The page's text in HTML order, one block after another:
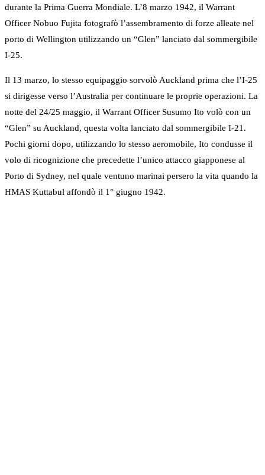
durante la Prima Guerra Mondiale. L’8 marzo 1942, il Warrant
Officer Nobuo Fujita fotografò l’assembramento di forze alleate nel
porto di Wellington utilizzando un “Glen” lanciato dal sommergibile
I-25.
Il 13 marzo, lo stesso equipaggio sorvolò Auckland prima che l’I-25
si dirigesse verso l’Australia per continuare le proprie operazioni. La
notte del 24/25 maggio, il Warrant Officer Susumo Ito volò con un
“Glen” su Auckland, questa volta lanciato dal sommergibile I-21.
Pochi giorni dopo, utilizzando lo stesso aeromobile, Ito condusse il
volo di ricognizione che precedette l’unico attacco giapponese al
Porto di Sydney, nel quale ventuno marinai persero la vita quando la
HMAS Kuttabul affondò il 1° giugno 1942.